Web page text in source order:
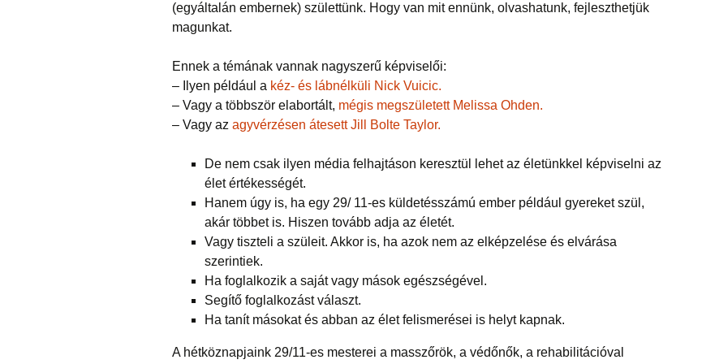
(egyáltalán embernek) születtünk. Hogy van mit ennünk, olvashatunk, fejleszthetjük
magunkat.
Ennek a témának vannak nagyszerű képviselői:
– Ilyen például a kéz- és lábnélküli Nick Vuicic.
– Vagy a többször elabortált, mégis megszületett Melissa Ohden.
– Vagy az agyvérzésen átesett Jill Bolte Taylor.
De nem csak ilyen média felhajtáson keresztül lehet az életünkkel képviselni az
élet értékességét.
Hanem úgy is, ha egy 29/ 11-es küldetésszámú ember például gyereket szül,
akár többet is. Hiszen tovább adja az életét.
Vagy tiszteli a szüleit. Akkor is, ha azok nem az elképzelése és elvárása
szerintiek.
Ha foglalkozik a saját vagy mások egészségével.
Segítő foglalkozást választ.
Ha tanít másokat és abban az élet felismerései is helyt kapnak.
A hétköznapjaink 29/11-es mesterei a masszőrök, a védőnők, a rehabilitációval